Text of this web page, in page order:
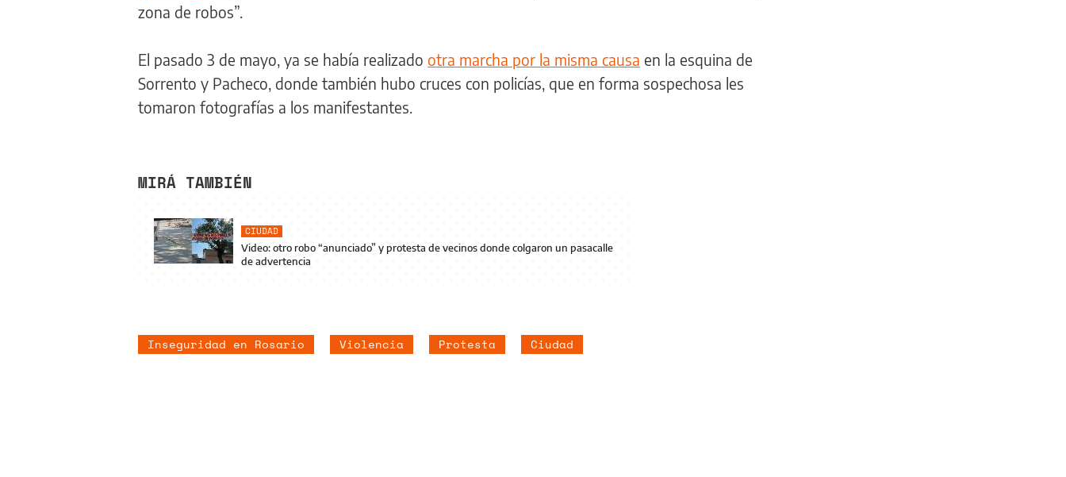
zona de robos”.
El pasado 3 de mayo, ya se había realizado otra marcha por la misma causa en la esquina de
Sorrento y Pacheco, donde también hubo cruces con policías, que en forma sospechosa les
tomaron fotografías a los manifestantes.
MIRÁ TAMBIÉN
CIUDAD
Video: otro robo “anunciado” y protesta de vecinos donde colgaron un pasacalle
de advertencia
Inseguridad en Rosario Violencia Protesta Ciudad